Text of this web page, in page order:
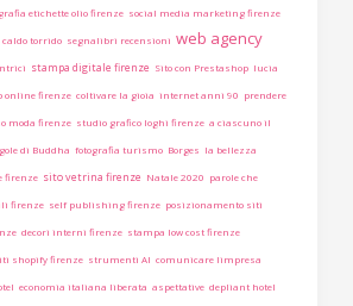
etichette olio firenze social media marketing firenze
caldo torrido segnalibri recensioni web agency
stampa digitale firenze Sito con Prestashop lucia
online firenze coltivare la gioia internet anni 90 prendere
moda firenze studio grafico loghi firenze a ciascuno il
di Buddha fotografia turismo Borges la bellezza
firenze sito vetrina firenze Natale 2020 parole che
firenze self publishing firenze posizionamento siti
decori interni firenze stampa low cost firenze
shopify firenze strumenti AI comunicare limpresa
economia italiana liberata aspettative depliant hotel